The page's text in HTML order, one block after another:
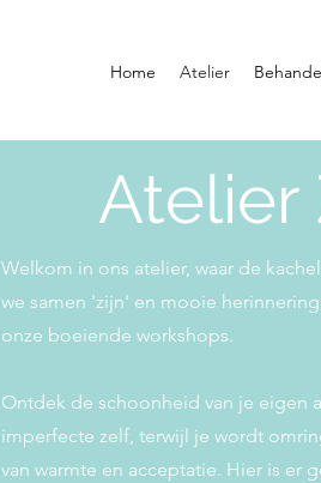
Home Atelier
Atelier
Welkom in ons atelier, waar de
we samen 'zijn' en mooie
onze boeiende workshops.
Ontdek de schoonheid van je eigen
imperfecte zelf, terwijl je wordt
van warmte en acceptatie. Hier is er